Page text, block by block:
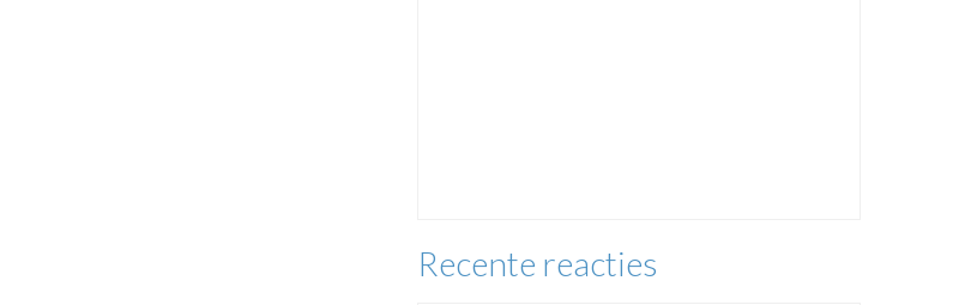
Recente reacties